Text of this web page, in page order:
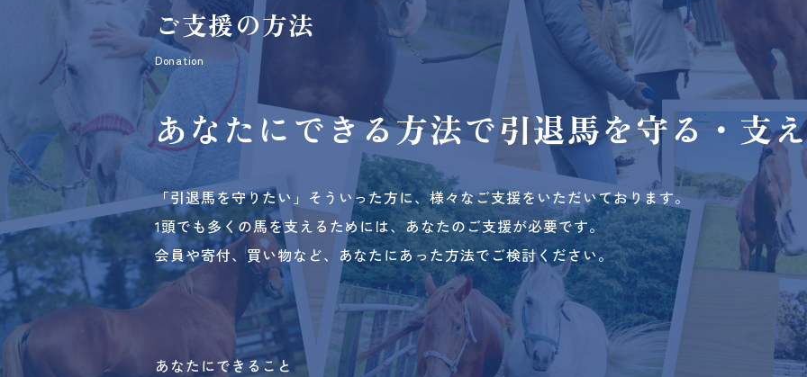
ご支援の方法
Donation
あなたにできる方法で引退馬を守る・支
「引退馬を守りたい」そういった方に、様々なご支援をいただいております。
1頭でも多くの馬を支えるためには、あなたのご支援が必要です。
会員や寄付、買い物など、あなたにあった方法でご検討ください。
あなたにできること